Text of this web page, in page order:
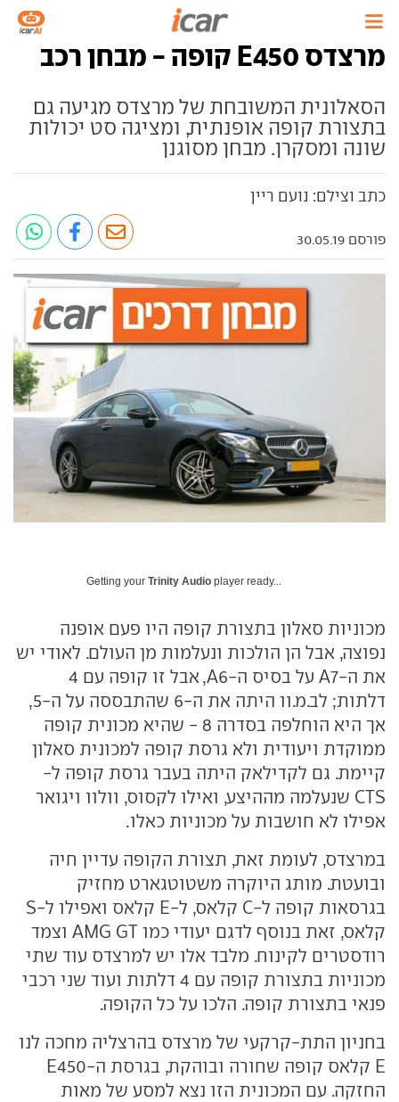
מרצדס E450 קופה - מבחן רכב
הסאלונית המשובחת של מרצדס מגיעה גם
בתצורת קופה אופנתית, ומציגה סט יכולות
שונה ומסקרן. מבחן מסוגנן
כתב וצילם: נועם ריין
פורסם 30.05.19
Getting your Trinity Audio player ready...
מכוניות סאלון בתצורת קופה היו פעם אופנה
נפוצה, אבל הן הולכות ונעלמות מן העולם. לאודי יש
את ה-A7 על בסיס ה-A6, אבל זו קופה עם 4
דלתות; לב.מ.וו היתה את ה-6 שהתבססה על ה-5,
אך היא הוחלפה בסדרה 8 - שהיא מכונית קופה
ממוקדת ויעודית ולא גרסת קופה למכונית סאלון
קיימת. גם לקדילאק היתה בעבר גרסת קופה ל-
CTS שנעלמה מההיצע, ואילו לקסוס, וולוו ויגואר
אפילו לא חושבות על מכוניות כאלו.
במרצדס, לעומת זאת, תצורת הקופה עדיין חיה
ובועטת. מותג היוקרה משטוטגארט מחזיק
בגרסאות קופה ל-C קלאס, ל-E קלאס ואפילו ל-S
קלאס, זאת בנוסף לדגם יעודי כמו AMG GT וצמד
רודסטרים לקינוח. מלבד אלו יש למרצדס עוד שתי
מכוניות בתצורת קופה עם 4 דלתות ועוד שני רכבי
פנאי בתצורת קופה. הלכו על כל הקופה.
בחניון התת-קרקעי של מרצדס בהרצליה מחכה לנו
E קלאס קופה שחורה ובוהקת, בגרסת ה-E450
החזקה. עם המכונית הזו נצא למסע של מאות